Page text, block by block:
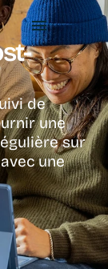
de
une
sur
une